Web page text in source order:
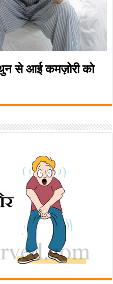
से आई कमज़ोरी को